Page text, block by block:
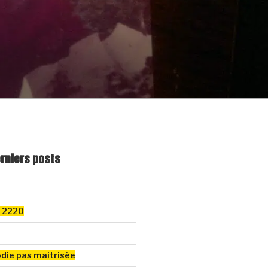
posts
2220
pas maitrisée